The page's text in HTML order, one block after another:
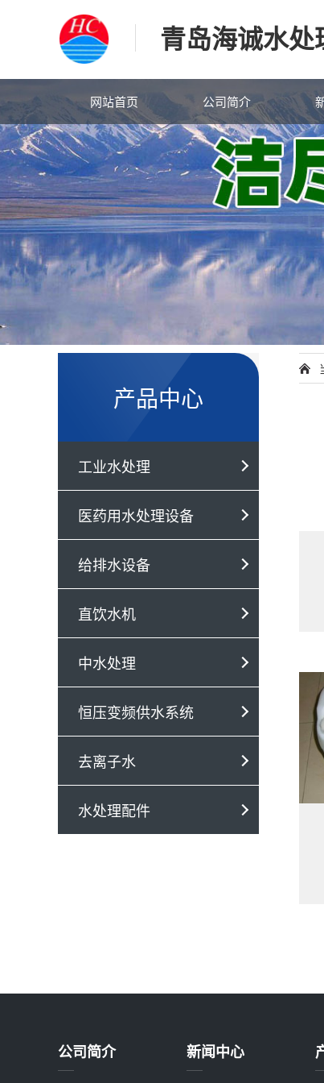
青岛海诚水处
网站首页 公司简介
产品中心
工业水处理
医药用水处理设备
给排水设备
直饮水机
中水处理
恒压变频供水系统
去离子水
水处理配件
公司简介 新闻中心